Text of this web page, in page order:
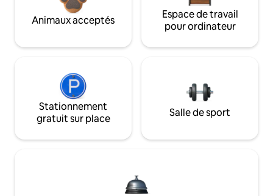
Animaux acceptés
Espace de travail
pour ordinateur
Stationnement
gratuit sur place
Salle de sport